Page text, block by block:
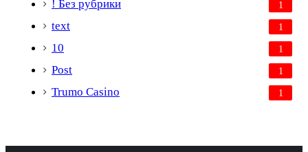
! Без рубрики 1
text 1
10 1
Post 1
Trumo Casino 1